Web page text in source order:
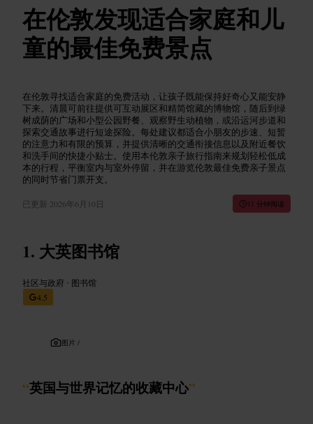
在伦敦发现适合家庭和儿
童的最佳免费景点
在伦敦寻找适合家庭的免费活动，让孩子既能保持好奇心又能安静
下来。清晨可前往提供可互动展区和精简馆藏的博物馆，随后到绿
树成荫的广场和小型公园野餐、观察野生动植物，或沿运河步道和
探索交通故事进行短途探险。每处建议都适合小朋友的步速、短暂
的注意力和有限的预算，并提供清晰的交通衔接信息以及附近餐饮
和洗手间的快捷小贴士。使用本伦敦亲子旅行指南来规划轻松低成
本的行程，平衡室内与室外停留，并在游览伦敦最佳免费亲子景点
的同时节省门票开支。
已更新 2026年6月10日 11 分钟阅读
大英图书馆
社区与政府 • 图书馆
4.5
图片 /
“英国与世界记忆的收藏中心”